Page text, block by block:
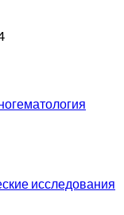
исследования